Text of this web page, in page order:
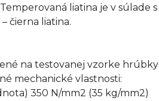
liatina je v súlade s
čierna liatina.
na testovanej vzorke hrúbky
mechanické vlastnosti:
350 N/mm2 (35 kg/mm2)